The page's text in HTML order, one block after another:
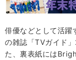
俳優などとして活躍
の雑誌「TVガイド
た、裏表紙には